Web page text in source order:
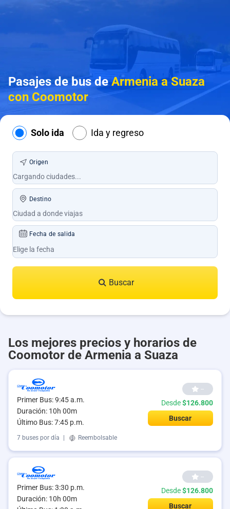
Pasajes de bus deArmenia a Suaza
con Coomotor
Solo ida Ida y regreso
Origen
Destino
Fecha de salida
Buscar
Los mejores precios y horarios de
Coomotor de Armenia a Suaza
Primer Bus: 9:45 a.m.
Duración: 10h 00m
Último Bus: 7:45 p.m.
--
Desde$126.800
Buscar
7 buses por día Reembolsable
Primer Bus: 3:30 p.m.
Duración: 10h 00m
--
Desde$126.800
Buscar